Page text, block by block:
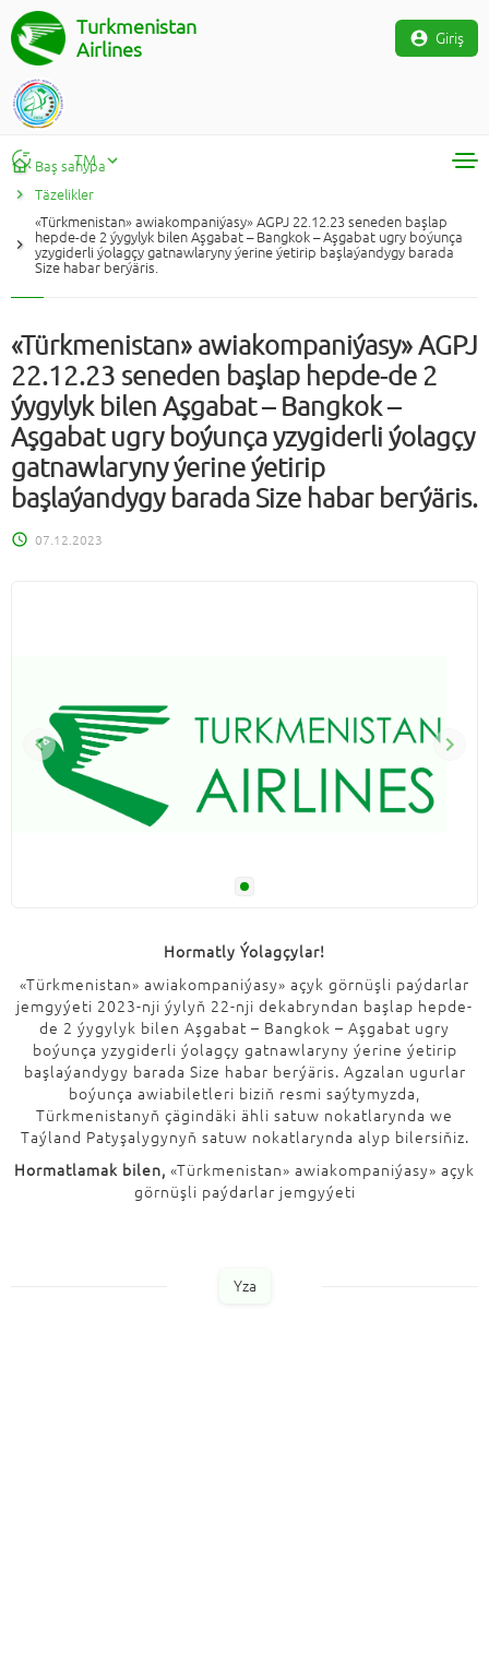
Turkmenistan
Airlines
Giriş
TM
RU
TM
EN
Baş sahypa
Täzelikler
«Türkmenistan» awiakompaniýasy» AGPJ 22.12.23 seneden başlap
hepde-de 2 ýygylyk bilen Aşgabat – Bangkok – Aşgabat ugry boýunça
yzygiderli ýolagçy gatnawlaryny ýerine ýetirip başlaýandygy barada
Size habar berýäris.
«Türkmenistan» awiakompaniýasy» AGPJ
22.12.23 seneden başlap hepde-de 2
ýygylyk bilen Aşgabat – Bangkok –
Aşgabat ugry boýunça yzygiderli ýolagçy
gatnawlaryny ýerine ýetirip
başlaýandygy barada Size habar berýäris.
07.12.2023
Hormatly Ýolagçylar!
«Türkmenistan» awiakompaniýasy» açyk görnüşli paýdarlar
jemgyýeti 2023-nji ýylyň 22-nji dekabryndan başlap hepde-
de 2 ýygylyk bilen Aşgabat – Bangkok – Aşgabat ugry
boýunça yzygiderli ýolagçy gatnawlaryny ýerine ýetirip
başlaýandygy barada Size habar berýäris. Agzalan ugurlar
boýunça awiabiletleri biziň resmi saýtymyzda,
Türkmenistanyň çägindäki ähli satuw nokatlarynda we
Taýland Patyşalygynyň satuw nokatlarynda alyp bilersiňiz.
Hormatlamak bilen, «Türkmenistan» awiakompaniýasy» açyk
görnüşli paýdarlar jemgyýeti
Yza